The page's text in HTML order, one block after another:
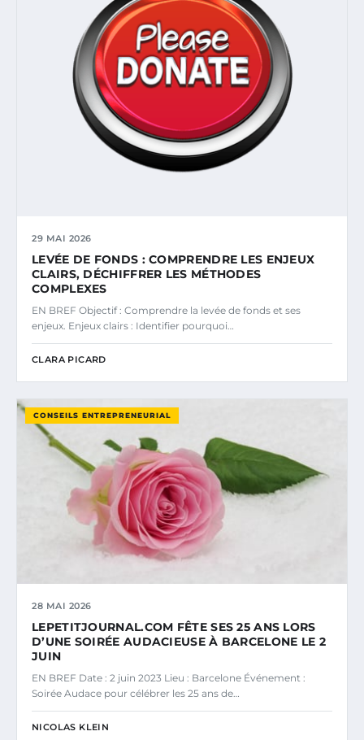
29 MAI 2026
LEVÉE DE FONDS : COMPRENDRE LES ENJEUX
CLAIRS, DÉCHIFFRER LES MÉTHODES
COMPLEXES
EN BREF Objectif : Comprendre la levée de fonds et ses
enjeux. Enjeux clairs : Identifier pourquoi…
CLARA PICARD
CONSEILS ENTREPRENEURIAL
28 MAI 2026
LEPETITJOURNAL.COM FÊTE SES 25 ANS LORS
D’UNE SOIRÉE AUDACIEUSE À BARCELONE LE 2
JUIN
EN BREF Date : 2 juin 2023 Lieu : Barcelone Événement :
Soirée Audace pour célébrer les 25 ans de…
NICOLAS KLEIN